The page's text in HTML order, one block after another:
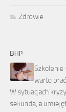
Zdrowie
BHP
Szkolenie
warto
W sytuacjach
sekunda, a